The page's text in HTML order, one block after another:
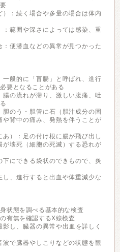
）：続く場合や多量の場合は体内
：範囲や深さによっては感染、重
：便潜血などの異常が見つかった
一般的に「盲腸」と呼ばれ、進行
要となることがある
腸の流れが滞り、激しい腹痛、吐
胆のう・胆管に石（胆汁成分の固
背中の痛み、発熱を伴うことが
あ）：足の付け根に腸が飛び出し
壊死（細胞の死滅）する恐れが
下にできる袋状のできもので、炎
し、進行すると出血や体重減少な
状態を調べる基本的な検査
有無を確認するX線検査
し、臓器の異常や出血を詳しく
波で臓器やしこりなどの状態を観